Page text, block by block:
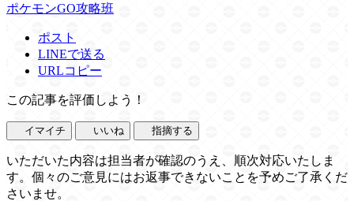
ポケモンGO攻略班
ポスト
LINEで送る
URLコピー
この記事を評価しよう！
イマイチ いいね 指摘する
いただいた内容は担当者が確認のうえ、順次対応いたしま
す。個々のご意見にはお返事できないことを予めご了承くだ
さいませ。